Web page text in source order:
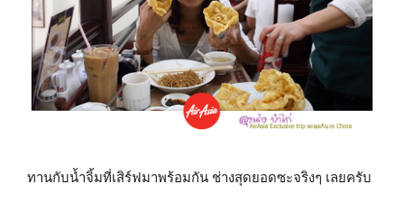
ทานกับน้ำจิ้มที่เสิร์ฟมาพร้อมกัน ช่างสุดยอดซะจริงๆ เลยครับ